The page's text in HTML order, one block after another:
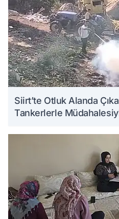
Siirt’te Otluk Alanda
Tankerlerle